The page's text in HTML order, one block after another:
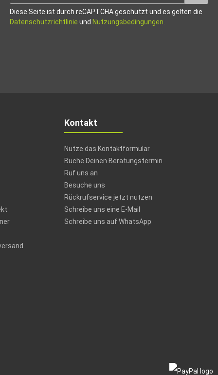
Diese Seite ist durch reCAPTCHA geschützt und es gelten die
Datenschutzrichtlinie und Nutzungsbedingungen
Kontakt
Nutze das Kontaktformular
Buche Deinen Beratungstermin
Ruf uns an
Besuche uns
Rückrufservice jetzt nutzen
Schreibe uns eine E-Mail
Schreibe uns auf WhatsApp